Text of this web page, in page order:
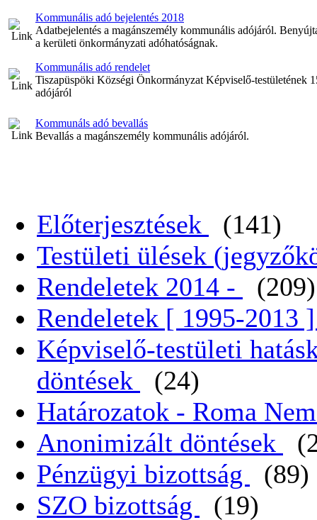
Kommunális adó bejelentés 2018
Adatbejelentés a magánszemély kommunális adójáról.
a kerületi önkormányzati adóhatóságnak.
Kommunális adó rendelet
Tiszapüspöki Községi Önkormányzat Képviselő-testületének
adójáról
Kommunáls adó bevallás
Bevallás a magánszemély kommunális adójáról.
Előterjesztések
(141)
Testületi ülések
Rendeletek 2014 -
(209)
Rendeletek [ 1995-2013
Képviselő-testületi
döntések
(24)
Határozatok - Roma
Anonimizált döntések
Pénzügyi bizottság
(89)
SZO bizottság
(19)